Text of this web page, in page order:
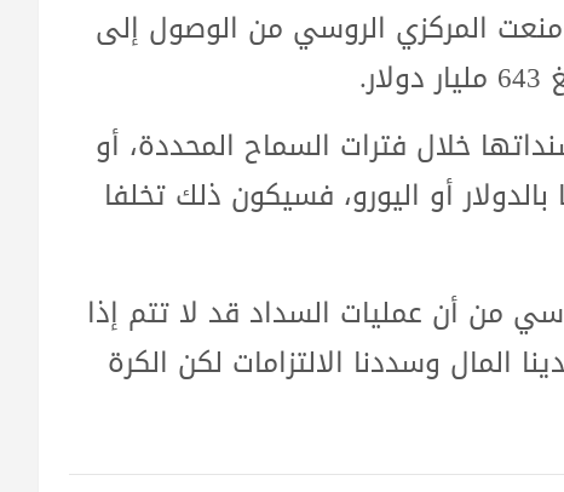
منعت المركزي الروسي من الوصول إلى
خلال فترات السماح المحددة، أو
أو اليورو، فسيكون ذلك تخلفا
من أن عمليات السداد قد لا تتم إذا
المال وسددنا الالتزامات لكن الكرة